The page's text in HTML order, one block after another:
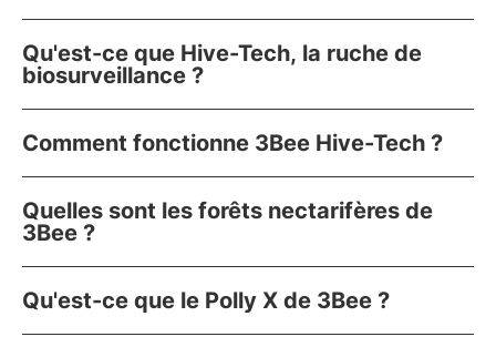
Qu'est-ce que Hive-Tech, la ruche de
biosurveillance ?
Comment fonctionne 3Bee Hive-Tech ?
Quelles sont les forêts nectarifères de
3Bee ?
Qu'est-ce que le Polly X de 3Bee ?